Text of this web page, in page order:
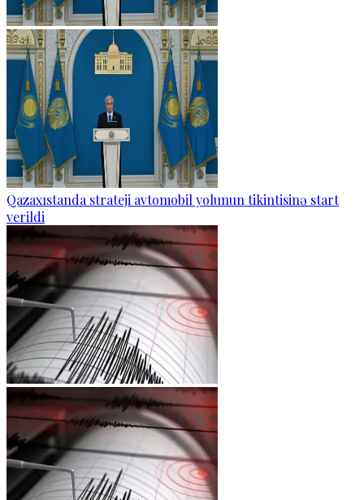
Qazaxıstanda strateji avtomobil yolunun tikintisinə start
verildi